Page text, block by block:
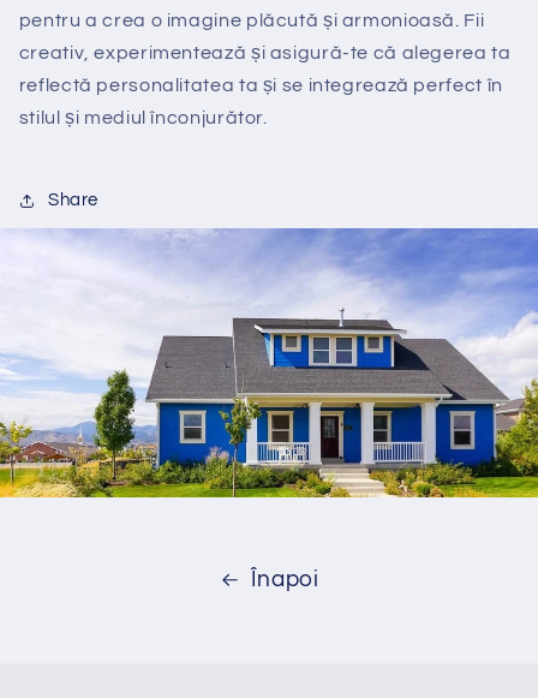
pentru a crea o imagine plăcută și armonioasă. Fii
creativ, experimentează și asigură-te că alegerea ta
reflectă personalitatea ta și se integrează perfect în
stilul și mediul înconjurător.
Share
Înapoi